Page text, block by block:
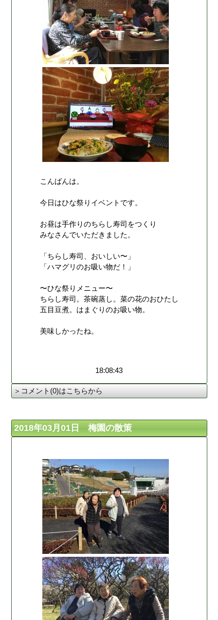
こんばんは。
今日はひな祭りイベントです。
お昼は手作りのちらし寿司をつくり
みなさんでいただきました。
「ちらし寿司、おいしい〜」
「ハマグリのお吸い物だ！」
〜ひな祭りメニュー〜
ちらし寿司。茶碗蒸し。菜の花のおひたし
五目豆煮。はまぐりのお吸い物。
美味しかったね。
18:08:43
＞コメント(0)はこちらから
2018年03月01日 梅園の散策